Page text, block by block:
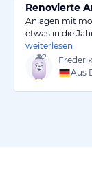
Renovierte
Anlagen mit
etwas in die
weiterlesen
Frederik
Aus